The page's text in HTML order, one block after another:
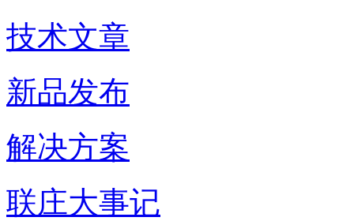
技术文章
新品发布
解决方案
联庄大事记